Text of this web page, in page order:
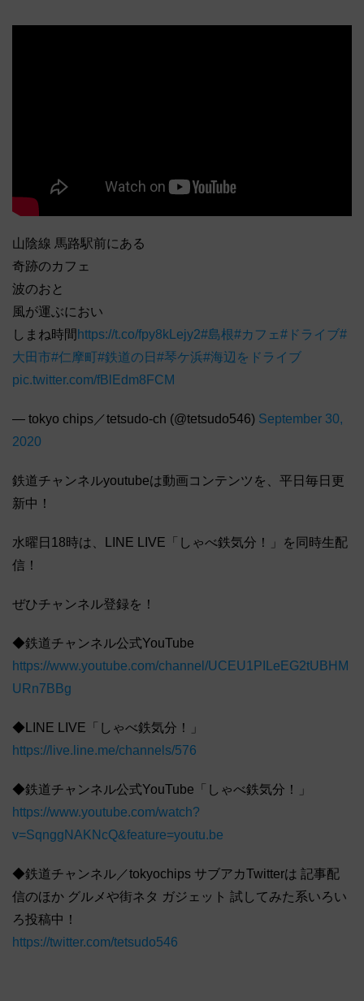
山陰線 馬路駅前にある
奇跡のカフェ
波のおと
風が運ぶにおい
しまね時間 https://t.co/fpy8kLejy2#島根#カフェ#ドライブ#
大田市#仁摩町#鉄道の日 #琴ケ浜#海辺をドライブ
pic.twitter.com/fBlEdm8FCM
— tokyo chips／tetsudo-ch (@tetsudo546) September 30,
2020
鉄道チャンネルyoutubeは動画コンテンツを、平日毎日更
新中！
水曜日18時は、LINE LIVE「しゃべ鉄気分！」を同時生配
信！
ぜひチャンネル登録を！
◆鉄道チャンネル公式YouTube
https://www.youtube.com/channel/UCEU1PILeEG2tUBHM
URn7BBg
◆LINE LIVE「しゃべ鉄気分！」
https://live.line.me/channels/576
◆鉄道チャンネル公式YouTube「しゃべ鉄気分！」
https://www.youtube.com/watch?
v=SqnggNAKNcQ&feature=youtu.be
◆鉄道チャンネル／tokyochips サブアカTwitterは 記事配
信のほか グルメや街ネタ ガジェット 試してみた系いろい
ろ投稿中！
https://twitter.com/tetsudo546